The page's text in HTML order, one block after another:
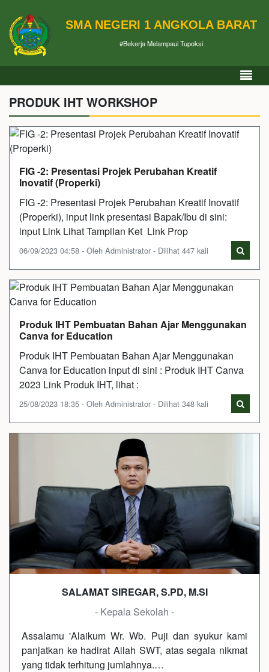
SMA NEGERI 1 ANGKOLA BARAT
#Bekerja Melampaui Tupoksi
PRODUK IHT WORKSHOP
FIG -2: Presentasi Projek Perubahan Kreatif
Inovatif (Properki)
FIG -2: Presentasi Projek Perubahan Kreatif Inovatif
(Properki), input link presentasi Bapak/Ibu di sini:
input Link Lihat Tampilan Ket Link Prop
06/09/2023 04:58 - Oleh Administrator - Dilihat 447 kali
Produk IHT Pembuatan Bahan Ajar Menggunakan
Canva for Education
Produk IHT Pembuatan Bahan Ajar Menggunakan
Canva for Education input di sini : Produk IHT Canva
2023 Link Produk IHT, lihat :
25/08/2023 18:35 - Oleh Administrator - Dilihat 348 kali
SALAMAT SIREGAR, S.PD, M.SI
- Kepala Sekolah -
Assalamu 'Alaikum Wr. Wb. Puji dan syukur kami
panjatkan ke hadirat Allah SWT, atas segala nikmat
yang tidak terhitung jumlahnya.…